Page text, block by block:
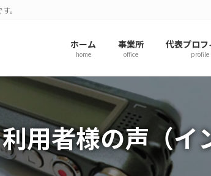
。
ホーム
home
事業所
office
代表プロ
profile
利用者様の声（イ